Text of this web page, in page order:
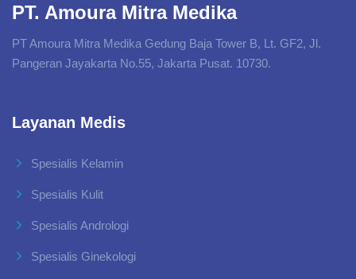
PT. Amoura Mitra Medika
PT Amoura Mitra Medika Gedung Baja Tower B, Lt. GF2, Jl.
Pangeran Jayakarta No.55, Jakarta Pusat. 10730.
Layanan Medis
Spesialis Kelamin
Spesialis Kulit
Spesialis Andrologi
Spesialis Ginekologi